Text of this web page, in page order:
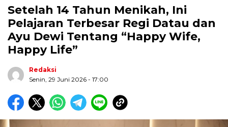
Setelah 14 Tahun Menikah, Ini
Pelajaran Terbesar Regi Datau dan
Ayu Dewi Tentang “Happy Wife,
Happy Life”
Redaksi
Senin, 29 Juni 2026 - 17:00